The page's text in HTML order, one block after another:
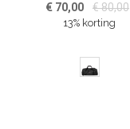
€ 70,00 € 80,00
13% korting